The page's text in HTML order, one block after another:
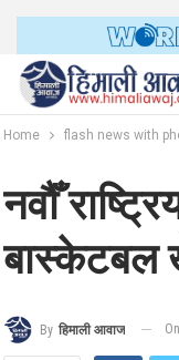
Home flash news with
नवौँ
बास्केटबल
By हिमाली आवाज